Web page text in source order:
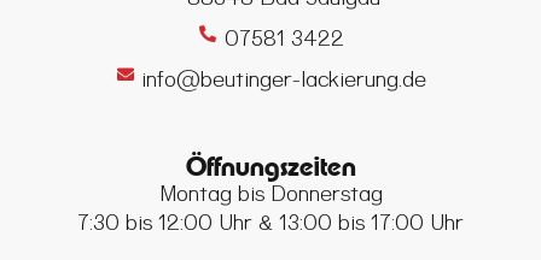
07581 3422
info@beutinger-lackierung.de
Öffnungszeiten
Montag bis Donnerstag
7:30 bis 12:00 Uhr & 13:00 bis 17:00 Uhr